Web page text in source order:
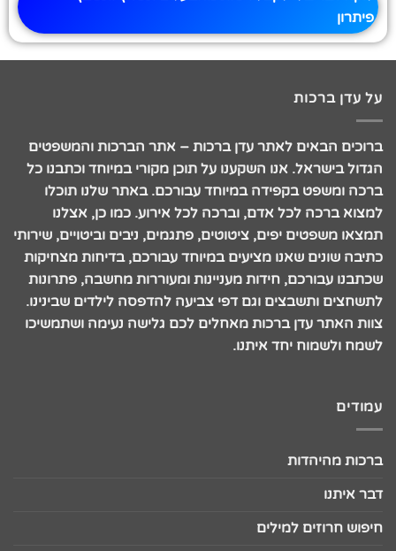
פיתרון
על עדן ברכות
ברוכים הבאים לאתר עדן ברכות – אתר הברכות והמשפטים
הגדול בישראל. אנו השקענו על תוכן מקורי במיוחד וכתבנו כל
ברכה ומשפט בקפידה במיוחד עבורכם. באתר שלנו תוכלו
למצוא ברכה לכל אדם, וברכה לכל אירוע. כמו כן, אצלנו
תמצאו משפטים יפים, ציטוטים, פתגמים, ניבים וביטויים, שירותי
כתיבה שונים שאנו מציעים במיוחד עבורכם, בדיחות מצחיקות
שכתבנו עבורכם, חידות מעניינות ומעוררות מחשבה, פתרונות
לתשחצים ותשבצים וגם דפי צביעה להדפסה לילדים שבינינו.
צוות האתר עדן ברכות מאחלים לכם גלישה נעימה ושתמשיכו
לשמח ולשמוח יחד איתנו.
עמודים
ברכות מהיהדות
דבר איתנו
חיפוש חרוזים למילים